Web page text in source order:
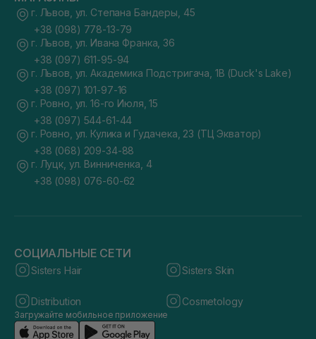
г. Львов, ул. Степана Бандеры, 45
+38 (098) 778-13-79
г. Львов, ул. Ивана Франка, 36
+38 (097) 611-95-94
г. Львов, ул. Академика Подстригача, 1В (Duck's Lake)
+38 (097) 101-97-16
г. Ровно, ул. 16-го Июля, 15
+38 (097) 544-61-44
г. Ровно, ул. Кулика и Гудачека, 23 (ТЦ Экватор)
+38 (068) 209-34-88
г. Луцк, ул. Винниченка, 4
+38 (098) 076-60-62
СОЦИАЛЬНЫЕ СЕТИ
Sisters Hair Sisters Skin
Distribution Cosmetology
Загружайте мобильное приложение